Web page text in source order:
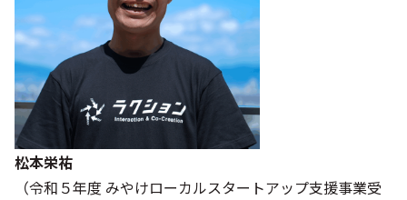
松本栄祐
（令和５年度 みやけローカルスタートアップ支援事業受